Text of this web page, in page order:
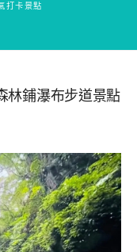
打卡景點
林鋪瀑布步道景點